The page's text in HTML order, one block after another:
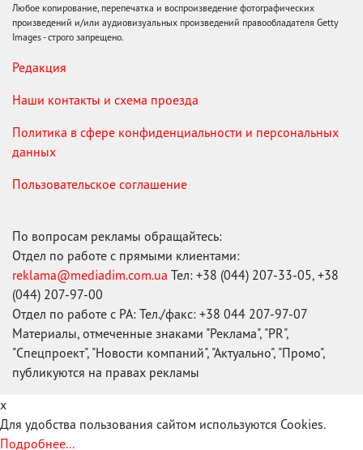
Любое копирование, перепечатка и воспроизведение фотографических
произведений и/или аудиовизуальных произведений правообладателя Getty
Images - строго запрещено.
Редакция
Наши контакты и схема проезда
Политика в сфере конфиденциальности и персональных
данных
Пользовательское соглашение
По вопросам рекламы обращайтесь:
Отдел по работе с прямыми клиентами:
reklama@mediadim.com.ua Тел: +38 (044) 207-33-05, +38
(044) 207-97-00
Отдел по работе с РА: Тел./факс: +38 044 207-97-07
Материалы, отмеченные знаками "Реклама", "PR",
"Спецпроект", "Новости компаний", "Актуально", "Промо",
публикуются на правах рекламы
x
Для удобства пользования сайтом используются Cookies.
Подробнее...